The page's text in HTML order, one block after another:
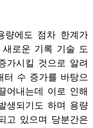
량에도 점차 한계가
로운 기록 기술 도
가시킬 것으로 알려
터 수 증가를 바탕으
어내는데 이로 인해
생되기도 하며 용량
고 있으며 당분간은